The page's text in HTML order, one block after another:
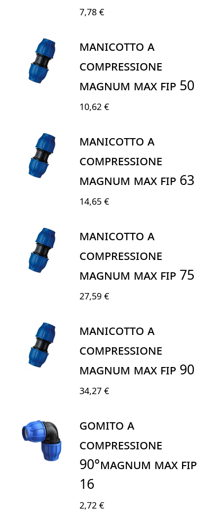
7,78 €
MANICOTTO A
COMPRESSIONE
MAGNUM MAX FIP 50
10,62 €
MANICOTTO A
COMPRESSIONE
MAGNUM MAX FIP 63
14,65 €
MANICOTTO A
COMPRESSIONE
MAGNUM MAX FIP 75
27,59 €
MANICOTTO A
COMPRESSIONE
MAGNUM MAX FIP 90
34,27 €
GOMITO A
COMPRESSIONE
90°MAGNUM MAX FIP
16
2,72 €